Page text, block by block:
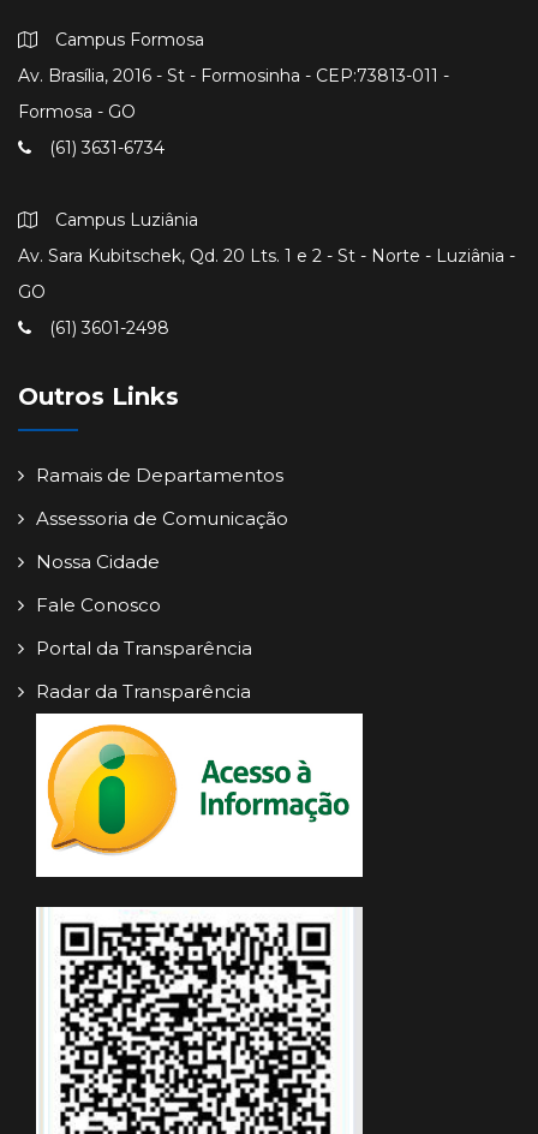
Campus Formosa
Av. Brasília, 2016 - St - Formosinha - CEP:73813-011 -
Formosa - GO
(61) 3631-6734
Campus Luziânia
Av. Sara Kubitschek, Qd. 20 Lts. 1 e 2 - St - Norte - Luziânia -
GO
(61) 3601-2498
Outros Links
Ramais de Departamentos
Assessoria de Comunicação
Nossa Cidade
Fale Conosco
Portal da Transparência
Radar da Transparência